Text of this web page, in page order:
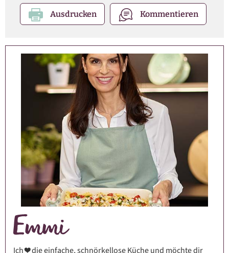
Ausdrucken Kommentieren
Ich ❤️ die einfache, schnörkellose Küche und möchte dir